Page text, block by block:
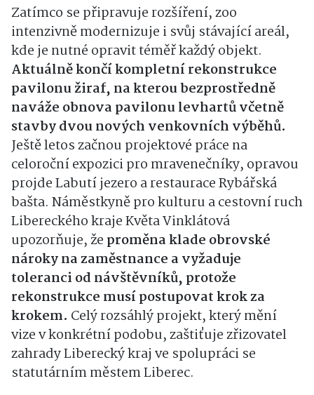
Zatímco se připravuje rozšíření, zoo
intenzivně modernizuje i svůj stávající areál,
kde je nutné opravit téměř každý objekt.
Aktuálně končí kompletní rekonstrukce
pavilonu žiraf, na kterou bezprostředně
naváže obnova pavilonu levhartů včetně
stavby dvou nových venkovních výběhů.
Ještě letos začnou projektové práce na
celoroční expozici pro mravenečníky, opravou
projde Labutí jezero a restaurace Rybářská
bašta. Náměstkyně pro kulturu a cestovní ruch
Libereckého kraje Květa Vinklátová
upozorňuje, že proměna klade obrovské
nároky na zaměstnance a vyžaduje
toleranci od návštěvníků, protože
rekonstrukce musí postupovat krok za
krokem. Celý rozsáhlý projekt, který mění
vize v konkrétní podobu, zaštiťuje zřizovatel
zahrady Liberecký kraj ve spolupráci se
statutárním městem Liberec.